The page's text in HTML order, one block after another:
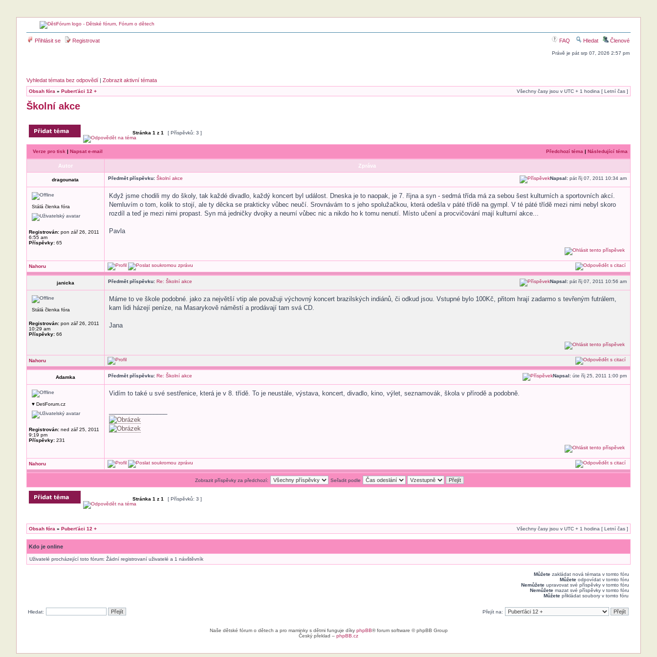
Přihlásit se Registrovat FAQ Hledat Členové
Právě je pát srp 07, 2026 2:57 pm
Vyhledat témata bez odpovědí| Zobrazit aktivní témata
Obsah fóra » Puberťáci 12 + Všechny časy jsou v UTC + 1 hodina [ Letní čas ]
Školní akce
Stránka 1 z 1 [ Příspěvků: 3 ]
Verze pro tisk | Napsat e-mail Předchozí téma | Následující téma
Autor Zpráva
dragounata Předmět příspěvku: Školní akce Napsal:pát říj 07, 2011 10:34 am
Stálá členka fóra
Registrován:pon zář 26, 2011
6:55 am
Příspěvky:65
Když jsme chodili my do školy, tak každé divadlo, každý koncert byl událost. Dneska je to naopak, je 7. října a syn - sedmá třída má za sebou šest kulturních a sportovních akcí.
Nemluvím o tom, kolik to stojí, ale ty děcka se prakticky vůbec neučí. Srovnávám to s jeho spolužačkou, která odešla v páté třídě na gympl. V té páté třídě mezi nimi nebyl skoro
rozdíl a teď je mezi nimi propast. Syn má jedničky dvojky a neumí vůbec nic a nikdo ho k tomu nenutí. Místo učení a procvičování mají kulturní akce...
Pavla
Nahoru
janicka Předmět příspěvku: Re: Školní akce Napsal:pát říj 07, 2011 10:56 am
Stálá členka fóra
Registrován:pon zář 26, 2011
10:29 am
Příspěvky:66
Máme to ve škole podobné. jako za největší vtip ale považuji výchovný koncert brazilských indiánů, či odkud jsou. Vstupné bylo 100Kč, přitom hrají zadarmo s tevřeným futrálem,
kam lidi házejí peníze, na Masarykově náměstí a prodávají tam svá CD.
Jana
Nahoru
Adamka Předmět příspěvku: Re: Školní akce Napsal:úte říj 25, 2011 1:00 pm
♥ DetiForum.cz
Registrován:ned zář 25, 2011
9:19 pm
Příspěvky:231
Vidím to také u své sestřenice, která je v 8. třídě. To je neustále, výstava, koncert, divadlo, kino, výlet, seznamovák, škola v přírodě a podobně.
Nahoru
Zobrazit příspěvky za předchozí: Seřadit podle
Stránka 1 z 1 [ Příspěvků: 3 ]
Obsah fóra » Puberťáci 12 + Všechny časy jsou v UTC + 1 hodina [ Letní čas ]
Kdo je online
Uživatelé procházející toto fórum: Žádní registrovaní uživatelé a 1 návštěvník
Můžetezakládat nová témata v tomto fóru
Můžeteodpovídat v tomto fóru
Nemůžeteupravovat své příspěvky v tomto fóru
Nemůžetemazat své příspěvky v tomto fóru
Můžetepřikládat soubory v tomto fóru
Hledat: Přejít na:
Naše dětské fórum o dětech a pro maminky s dětmi funguje díky phpBB® forum software © phpBB Group
Český překlad – phpBB.cz